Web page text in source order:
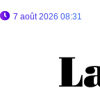
7 août 2026 08:31